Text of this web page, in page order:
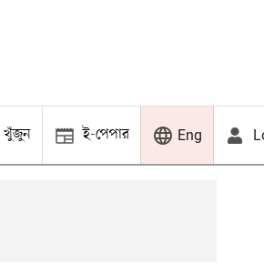
খুঁজুন ই-পেপার Eng